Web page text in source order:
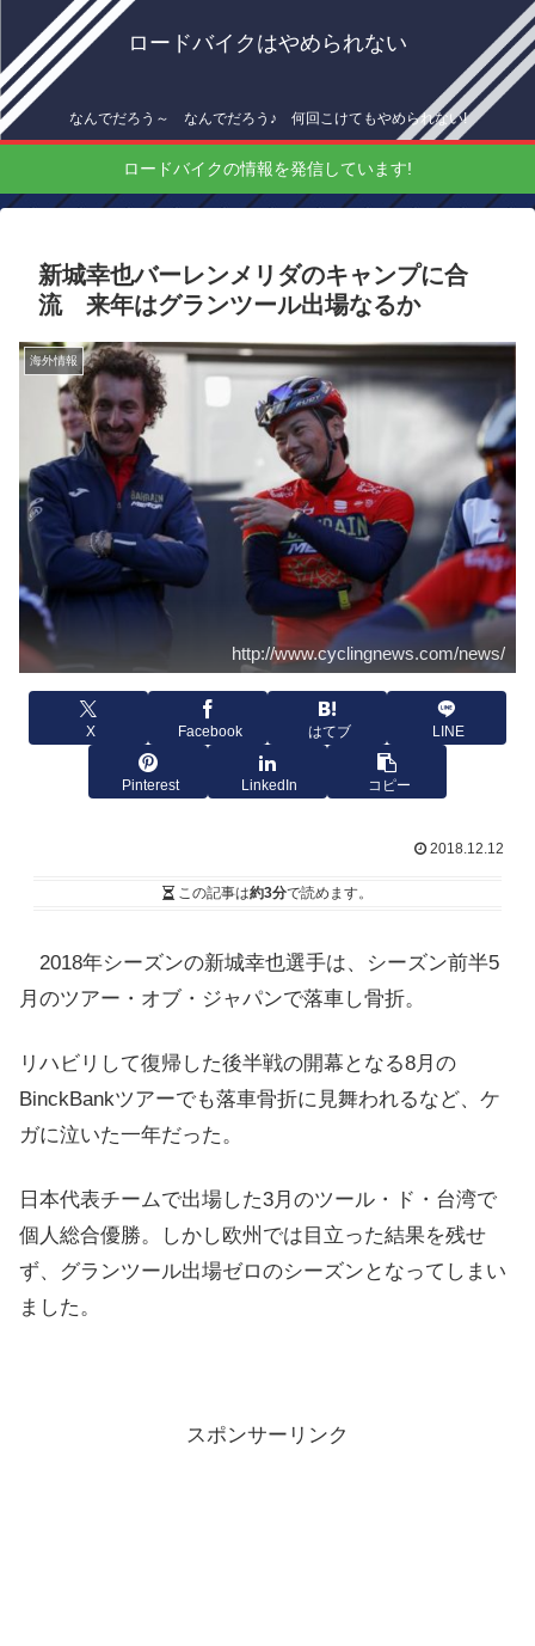
ロードバイクはやめられない
なんでだろう～ なんでだろう♪ 何回こけてもやめられない!
ロードバイクの情報を発信しています!
新城幸也バーレンメリダのキャンプに合
流 来年はグランツール出場なるか
海外情報
http://www.cyclingnews.com/news/
X Facebook はてブ LINE
Pinterest LinkedIn コピー
2018.12.12
この記事は約3分で読めます。
2018年シーズンの新城幸也選手は、シーズン前半5
月のツアー・オブ・ジャパンで落車し骨折。
リハビリして復帰した後半戦の開幕となる8月の
BinckBankツアーでも落車骨折に見舞われるなど、ケ
ガに泣いた一年だった。
日本代表チームで出場した3月のツール・ド・台湾で
個人総合優勝。しかし欧州では目立った結果を残せ
ず、グランツール出場ゼロのシーズンとなってしまい
ました。
スポンサーリンク